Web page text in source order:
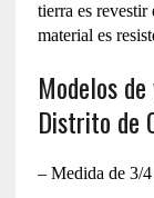
tierra es revestir
material es
Modelos
Distrito de
– Medida de 3/